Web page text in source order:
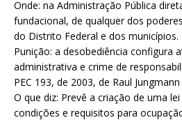
Onde: na Administração Pública
fundacional, de qualquer dos
do Distrito Federal e dos municípios.
Punição: a desobediência configura
administrativa e crime de
PEC 193, de 2003, de Raul Jungmann
O que diz: Prevê a criação de uma
condições e requisitos para